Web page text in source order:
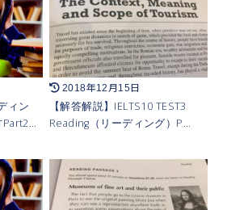
ィン
Part2…
2018年12月15日
【解答解説】IELTS10 TEST3
Reading（リーディング）P…